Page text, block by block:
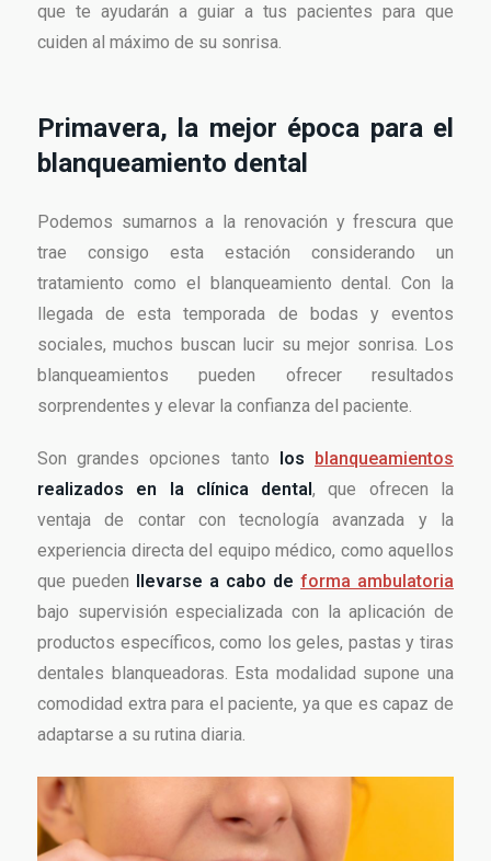
que te ayudarán a guiar a tus pacientes para que
cuiden al máximo de su sonrisa.
Primavera, la mejor época para el
blanqueamiento dental
Podemos sumarnos a la renovación y frescura que
trae consigo esta estación considerando un
tratamiento como el blanqueamiento dental. Con la
llegada de esta temporada de bodas y eventos
sociales, muchos buscan lucir su mejor sonrisa. Los
blanqueamientos pueden ofrecer resultados
sorprendentes y elevar la confianza del paciente.
Son grandes opciones tanto los
blanqueamientos
realizados en la clínica dental, que ofrecen la
ventaja de contar con tecnología avanzada y la
experiencia directa del equipo médico, como aquellos
que pueden
llevarse a cabo de forma ambulatoria
bajo supervisión especializada con la aplicación de
productos específicos, como los geles, pastas y tiras
dentales blanqueadoras. Esta modalidad supone una
comodidad extra para el paciente, ya que es capaz de
adaptarse a su rutina diaria.